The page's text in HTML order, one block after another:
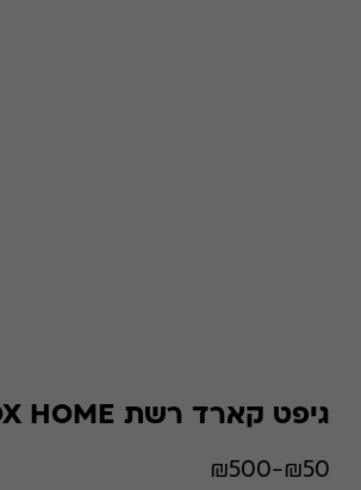
גיפט קארד רשת FOX HOME
₪50-₪500